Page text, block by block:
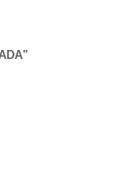
"